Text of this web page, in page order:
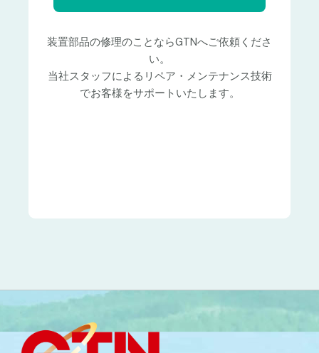
装置部品の修理のことならGTNへご依頼くださ
い。
当社スタッフによるリペア・メンテナンス技術
でお客様をサポートいたします。